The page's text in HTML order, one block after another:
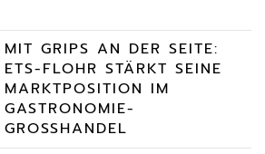
MIT GRIPS AN DER SEITE:
ETS-FLOHR STÄRKT SEINE
MARKTPOSITION IM
GASTRONOMIE-
GROSSHANDEL